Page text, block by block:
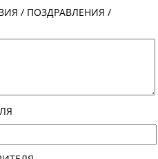
Fencing
Points
или имеете
изменения
/ ПОЗДРАВЛЕНИЯ /